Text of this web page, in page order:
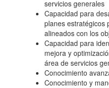
servicios generales
Capacidad para
planes estratégicos
alineados con los
Capacidad para
mejora y
área de servicios
Conocimiento
Conocimiento y